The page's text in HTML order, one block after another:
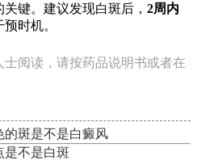
键。建议发现白斑后，2周内
预时机。
阅读，请按药品说明书或者在
的斑是不是白癜风
是不是白斑